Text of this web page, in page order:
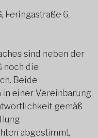
Feringastraße 6,
sind neben der
noch die
Beide
einer Vereinbarung
gemäß
abgestimmt,